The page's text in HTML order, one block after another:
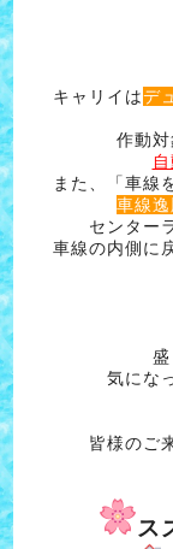
キャリイはデ
作動
また、「車線
車線
センター
車線の内側に
盛
気にな
皆様のご
ス